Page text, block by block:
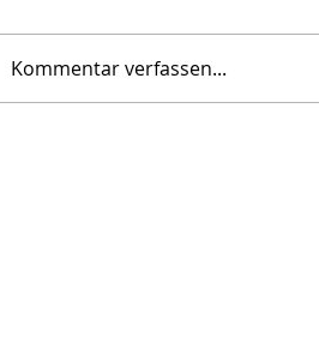
Kommentar verfassen...